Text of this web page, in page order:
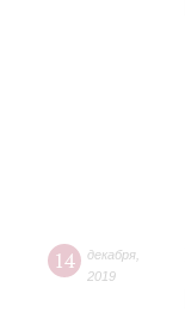
14 декабря
2019